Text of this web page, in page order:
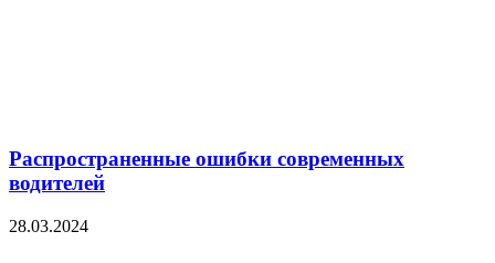
Распространенные ошибки современных
водителей
28.03.2024